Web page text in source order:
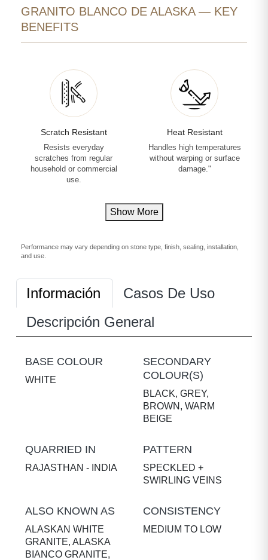
GRANITO BLANCO DE ALASKA — KEY
BENEFITS
Scratch Resistant
Resists everyday
scratches from regular
household or commercial
use.
Heat Resistant
Handles high temperatures
without warping or surface
damage."
Show More
Performance may vary depending on stone type, finish, sealing, installation,
and use.
Información
Casos De Uso
Descripción General
BASE COLOUR
WHITE
SECONDARY
COLOUR(S)
BLACK, GREY,
BROWN, WARM
BEIGE
QUARRIED IN
RAJASTHAN - INDIA
PATTERN
SPECKLED +
SWIRLING VEINS
ALSO KNOWN AS
ALASKAN WHITE
GRANITE, ALASKA
BIANCO GRANITE,
CONSISTENCY
MEDIUM TO LOW